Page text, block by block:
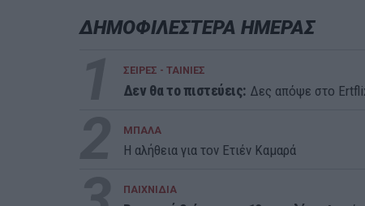
ΔΗΜΟΦΙΛΕΣΤΕΡΑ ΗΜΕΡΑΣ
ΣΕΙΡΕΣ - ΤΑΙΝΙΕΣ
Δεν θα το πιστεύεις: Δες απόψε στο
ΜΠΑΛΑ
Η αλήθεια για τον Ετιέν Καμαρά
ΠΑΙΧΝΙΔΙΑ